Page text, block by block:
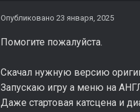
Опубликовано 23 января, 2025
Помогите пожалуйста.
Скачал нужную версию
Запускаю игру а меню на
Даже стартовая катсцена и